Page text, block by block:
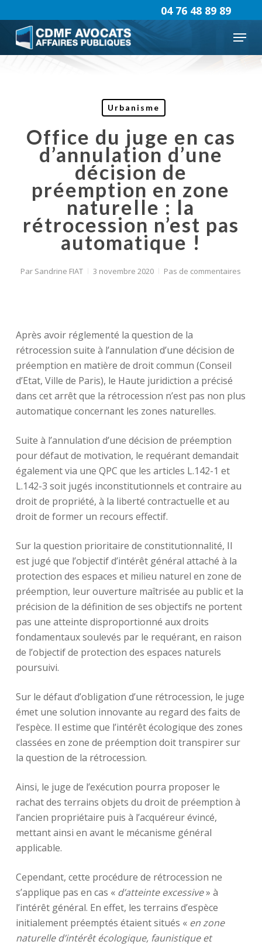
to
main
content
Menu
04 76 48 89 89
Urbanisme
Office du juge en cas
d’annulation d’une
décision de
préemption en zone
naturelle : la
rétrocession n’est pas
automatique !
Par Sandrine FIAT 3 novembre 2020 Pas de commentaires
Après avoir réglementé la question de la
rétrocession suite à l’annulation d’une décision de
préemption en matière de droit commun (Conseil
d’Etat, Ville de Paris), le Haute juridiction a précisé
dans cet arrêt que la rétrocession n’est pas non plus
automatique concernant les zones naturelles.
Suite à l’annulation d’une décision de préemption
pour défaut de motivation, le requérant demandait
également via une QPC que les articles L.142-1 et
L.142-3 soit jugés inconstitutionnels et contraire au
droit de propriété, à la liberté contractuelle et au
droit de former un recours effectif.
Sur la question prioritaire de constitutionnalité, Il
est jugé que l’objectif d’intérêt général attaché à la
protection des espaces et milieu naturel en zone de
préemption, leur ouverture maîtrisée au public et la
précision de la définition de ses objectifs ne portent
pas une atteinte disproportionné aux droits
fondamentaux soulevés par le requérant, en raison
de l’objectif de protection des espaces naturels
poursuivi.
Sur le défaut d’obligation d’une rétrocession, le juge
émet une solution innovante au regard des faits de
l’espèce. Il estime que l’intérêt écologique des zones
classées en zone de préemption doit transpirer sur
la question de la rétrocession.
Ainsi, le juge de l’exécution pourra proposer le
rachat des terrains objets du droit de préemption à
l’ancien propriétaire puis à l’acquéreur évincé,
mettant ainsi en avant le mécanisme général
applicable.
Cependant, cette procédure de rétrocession ne
s’applique pas en cas « d’atteinte excessive» à
l’intérêt général. En effet, les terrains d’espèce
initialement préemptés étaient situés « en zone
naturelle d’intérêt écologique, faunistique et